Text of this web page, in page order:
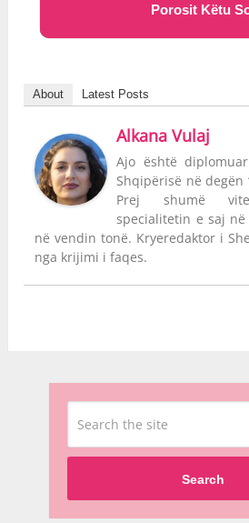
Porosit Këtu
About Latest Posts
Alkana Vulaj
Ajo është
Shqipërisë në degën
Prej shumë
specialitetin e saj
në vendin tonë. Kryeredaktor i
nga krijimi i faqes.
Search